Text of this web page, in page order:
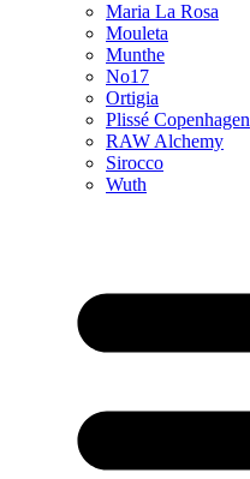
Maria La Rosa
Mouleta
Munthe
No17
Ortigia
Plissé Copenhagen
RAW Alchemy
Sirocco
Wuth